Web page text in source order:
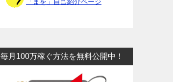
毎月100万稼ぐ方法を無料公開中！